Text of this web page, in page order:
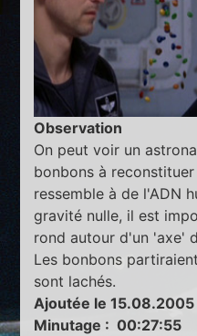
Observation
On peut voir un
bonbons à
ressemble à de l'ADN
gravité nulle, il est
rond autour d'un 'axe'
Les bonbons
sont lachés.
Ajoutée le 15.08.2005
Minutage : 00:27:55